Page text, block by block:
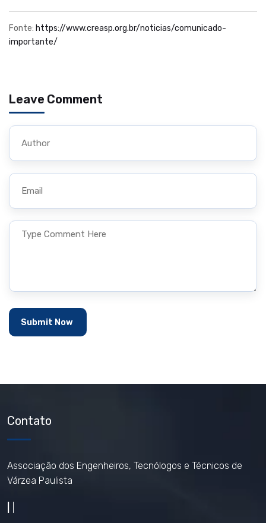
Fonte: https://www.creasp.org.br/noticias/comunicado-
importante/
Leave Comment
Contato
Associação dos Engenheiros, Tecnólogos e Técnicos de
Várzea Paulista